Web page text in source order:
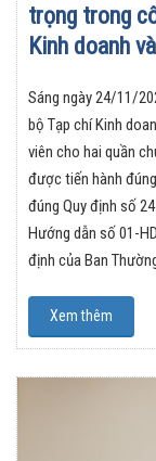
trọng trong
Kinh doanh
Sáng ngày 24/11/
bộ Tạp chí Kinh
viên cho hai quần
được tiến hành
đúng Quy định số
Hướng dẫn số 01-
định của Ban
Xem thêm